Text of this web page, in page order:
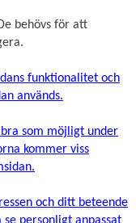
behövs för att
funktionalitet och
används.
som möjligt under
kommer viss
och ditt beteende